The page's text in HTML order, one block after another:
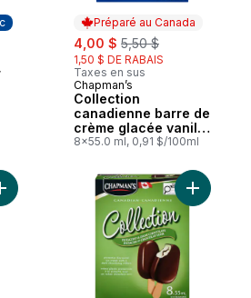
Préparé au Canada
sale:
4,00 $ , formerly:
5,50 $
1,50 $ DE RABAIS
Taxes en sus
Préparé au Canada
Chapman’s
Collection
canadienne barre de
crème glacée vanille
et chocolat au lait
8x55.0 ml, 0,91 $/100ml
Collection canadienne barre de
Ajouter